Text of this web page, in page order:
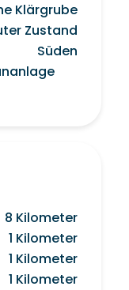
Klärgrube
Zustand
Süden
8 Kilometer
1 Kilometer
1 Kilometer
1 Kilometer